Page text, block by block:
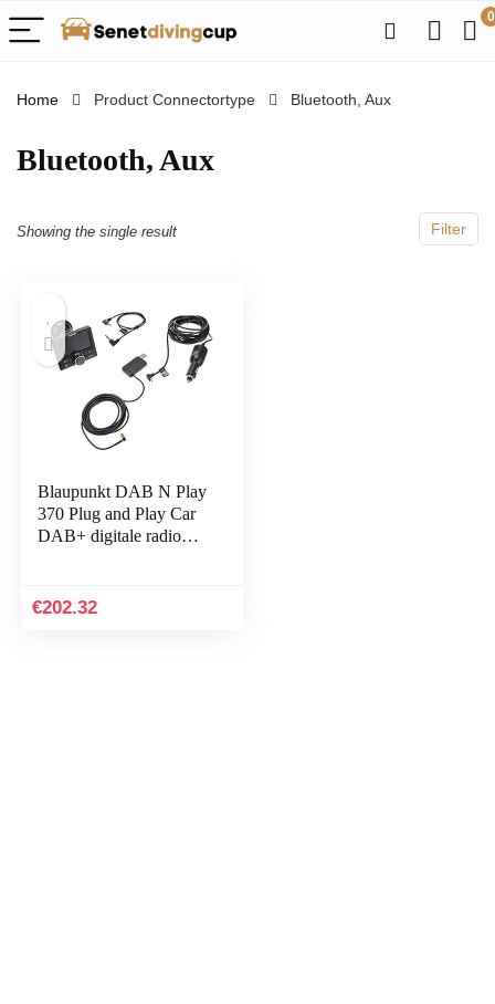
0
Home Product Connectortype ‎Bluetooth, Aux
‎Bluetooth, Aux
Filter
Showing the single result
Blaupunkt DAB N Play
370 Plug and Play Car
DAB+ digitale radio
€202.32